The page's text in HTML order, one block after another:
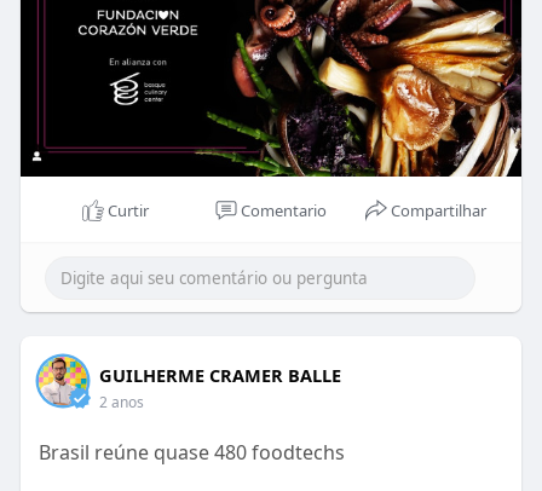
https://www.even3.com.br/ifs24/
#forogastronomicointernacional
#forogastronomico2024#colombiaalamesa
https://foroalimentarte.com/
Curtir Comentario Compartilhar
GUILHERME CRAMER BALLE
2 anos
Brasil reúne quase 480 foodtechs